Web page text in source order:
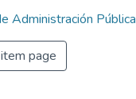
Administración Pública
page